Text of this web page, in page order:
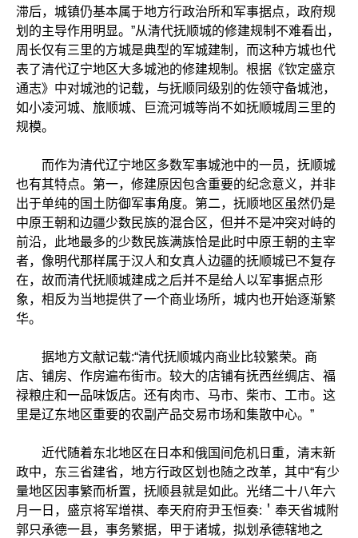
滞后，城镇仍基本属于地方行政治所和军事据点，政府规
划的主导作用明显。”从清代抚顺城的修建规制不难看出，
周长仅有三里的方城是典型的军城建制，而这种方城也代
表了清代辽宁地区大多城池的修建规制。根据《钦定盛京
通志》中对城池的记载，与抚顺同级别的佐领守备城池，
如小凌河城、旅顺城、巨流河城等尚不如抚顺城周三里的
规模。
而作为清代辽宁地区多数军事城池中的一员，抚顺城
也有其特点。第一，修建原因包含重要的纪念意义，并非
出于单纯的国土防御军事角度。第二，抚顺地区虽然仍是
中原王朝和边疆少数民族的混合区，但并不是冲突对峙的
前沿，此地最多的少数民族满族恰是此时中原王朝的主宰
者，像明代那样属于汉人和女真人边疆的抚顺城已不复存
在，故而清代抚顺城建成之后并不是给人以军事据点形
象，相反为当地提供了一个商业场所，城内也开始逐渐繁
华。
据地方文献记载:“清代抚顺城内商业比较繁荣。商
店、铺房、作房遍布街市。较大的店铺有抚西丝绸店、福
禄粮庄和一品味饭店。还有肉市、马市、柴市、工市。这
里是辽东地区重要的农副产品交易市场和集散中心。”
近代随着东北地区在日本和俄国间危机日重，清末新
政中，东三省建省，地方行政区划也随之改革，其中“有少
量地区因事繁而析置，抚顺县就是如此。光绪二十八年六
月一日，盛京将军增祺、奉天府府尹玉恒奏:＇奉天省城附
郭只承德一县，事务繁据，甲于诸城，拟划承德辖地之